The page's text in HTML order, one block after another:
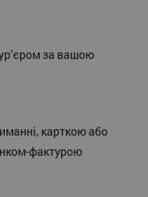
за вашою
карткою або
фактурою